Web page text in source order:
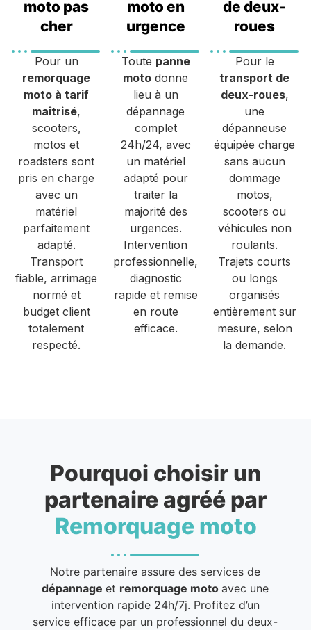
moto pas
cher
Pour un
remorquage
moto à tarif
maîtrisé,
scooters,
motos et
roadsters sont
pris en charge
avec un
matériel
parfaitement
adapté.
Transport
fiable, arrimage
normé et
budget client
totalement
respecté.
moto en
urgence
Toute panne
moto donne
lieu à un
dépannage
complet
24h/24, avec
un matériel
adapté pour
traiter la
majorité des
urgences.
Intervention
professionnelle,
diagnostic
rapide et remise
en route
efficace.
de deux-
roues
Pour le
transport de
deux-roues,
une
dépanneuse
équipée charge
sans aucun
dommage
motos,
scooters ou
véhicules non
roulants.
Trajets courts
ou longs
organisés
entièrement sur
mesure, selon
la demande.
Pourquoi choisir un
partenaire agréé par
Remorquage moto
Notre partenaire assure des services de
dépannageet remorquage motoavec une
intervention rapide 24h/7j. Profitez d’un
service efficace par un professionnel du deux-